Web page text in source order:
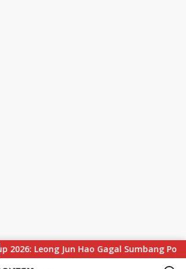
2026: Leong Jun Hao Gagal Sumbang